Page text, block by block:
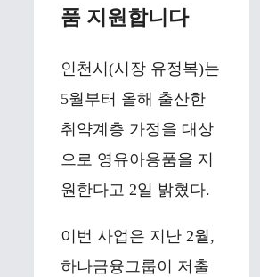
품 지원합니다
인천시(시장 유정복)는
5월부터 올해 출산한
취약계층 가정을 대상
으로 영유아용품을 지
원한다고 2일 밝혔다.
이번 사업은 지난 2월,
하나금융그룹이 저출